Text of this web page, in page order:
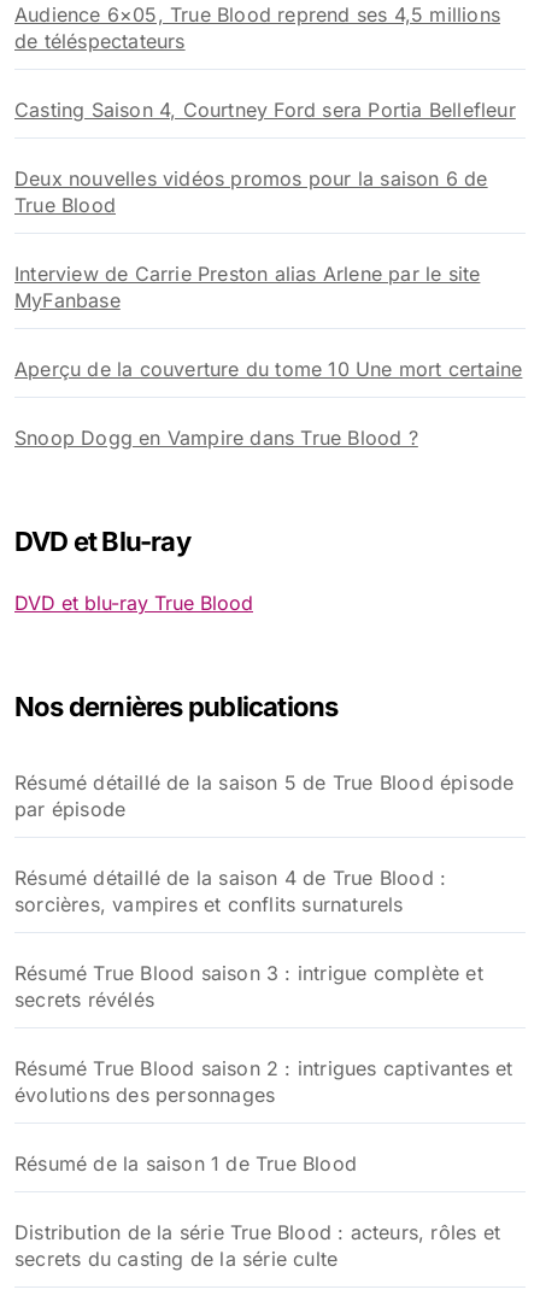
Audience 6×05, True Blood reprend ses 4,5 millions
de téléspectateurs
Casting Saison 4, Courtney Ford sera Portia Bellefleur
Deux nouvelles vidéos promos pour la saison 6 de
True Blood
Interview de Carrie Preston alias Arlene par le site
MyFanbase
Aperçu de la couverture du tome 10 Une mort certaine
Snoop Dogg en Vampire dans True Blood ?
DVD et Blu-ray
DVD et blu-ray True Blood
Nos dernières publications
Résumé détaillé de la saison 5 de True Blood épisode
par épisode
Résumé détaillé de la saison 4 de True Blood :
sorcières, vampires et conflits surnaturels
Résumé True Blood saison 3 : intrigue complète et
secrets révélés
Résumé True Blood saison 2 : intrigues captivantes et
évolutions des personnages
Résumé de la saison 1 de True Blood
Distribution de la série True Blood : acteurs, rôles et
secrets du casting de la série culte